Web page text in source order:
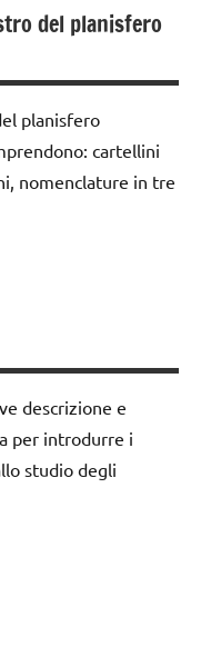
del planisfero
planisfero
cartellini
nomenclature in tre
descrizione e
per introdurre i
studio degli